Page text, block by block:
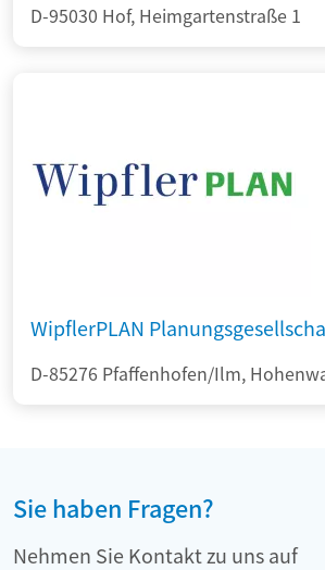
D-95030 Hof, Heimgartenstraße 1
WipflerPLAN
D-85276 Pfaffenhofen/Ilm,
Sie haben Fragen?
Nehmen Sie Kontakt zu uns auf